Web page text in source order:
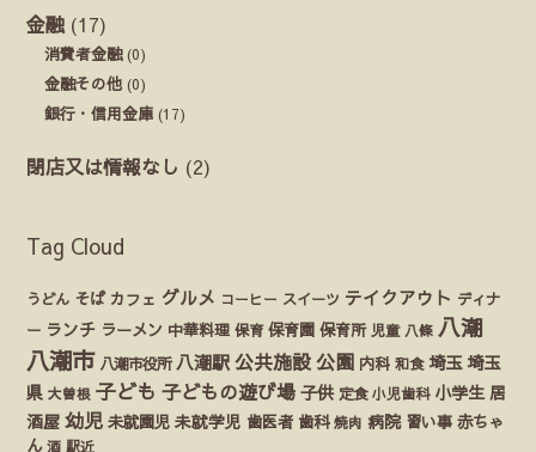
金融 (17)
消費者金融(0)
金融その他 (0)
銀行・信用金庫 (17)
閉店又は情報なし (2)
Tag Cloud
うどん そば カフェ グルメ コーヒー スイーツ テイクアウト ディナ
ー ランチ ラーメン 中華料理 保育 保育園 保育所 児童 八條 八潮
八潮市 八潮市役所 八潮駅 公共施設 公園 内科 和食 埼玉 埼玉
県 大曽根 子ども 子どもの遊び場 子供 定食 小児歯科 小学生 居
酒屋 幼児 未就園児 未就学児 歯医者 歯科 焼肉 病院 習い事 赤ちゃ
ん 酒 駅近